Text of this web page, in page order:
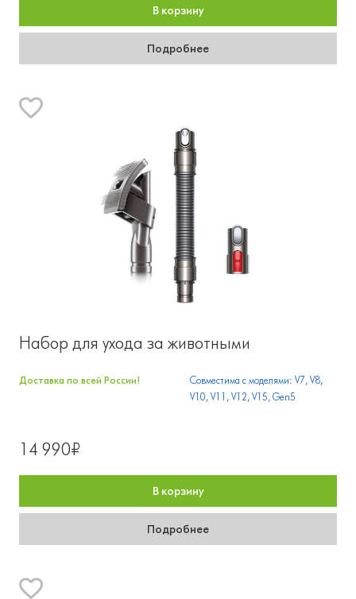
В корзину
Подробнее
Набор для ухода за животными
Доставка по всей России!
Совместима с моделями: V7, V8,
V10, V11, V12, V15, Gen5
14 990₽
В корзину
Подробнее